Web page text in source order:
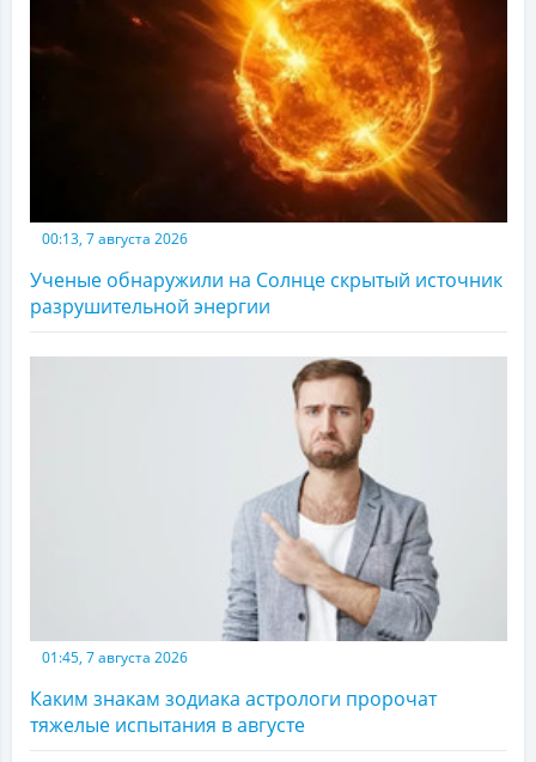
00:13, 7 августа 2026
Ученые обнаружили на Солнце скрытый источник
разрушительной энергии
01:45, 7 августа 2026
Каким знакам зодиака астрологи пророчат
тяжелые испытания в августе